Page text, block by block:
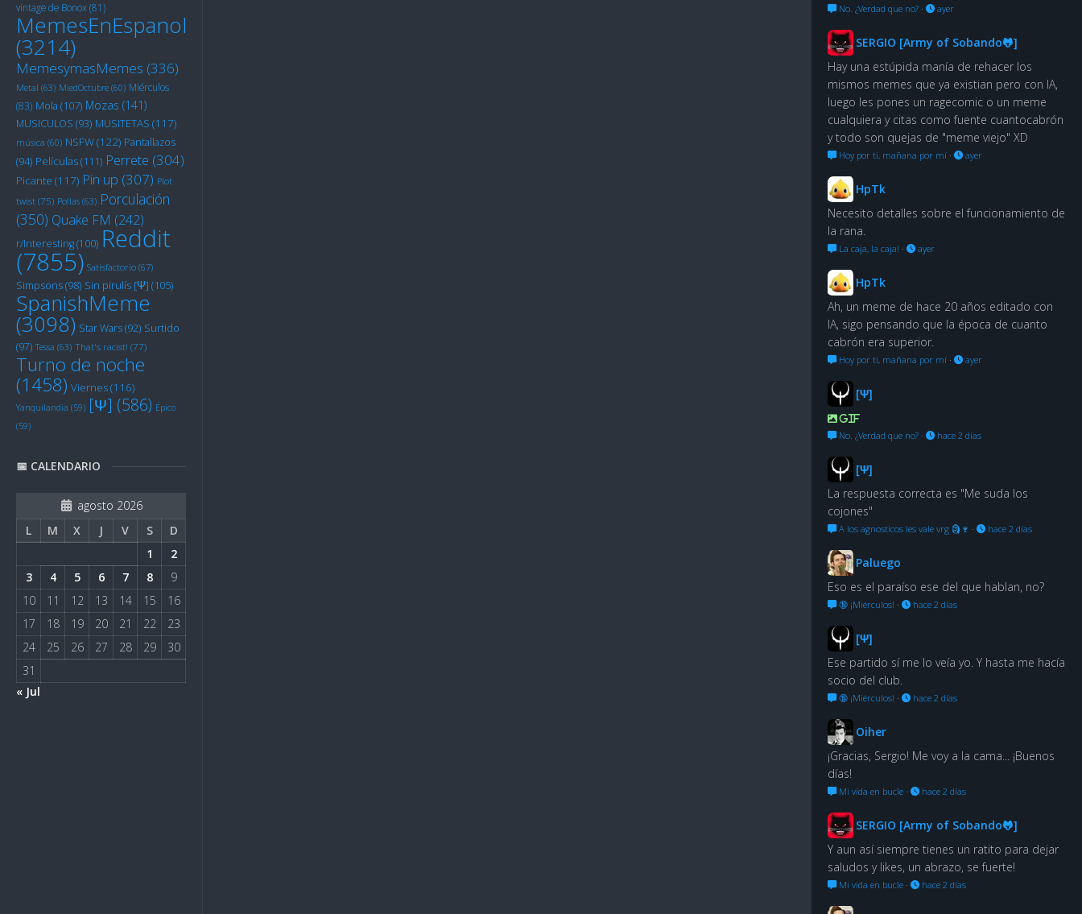
vintage de Bonox(81)
MemesEnEspanol
(3214)
MemesymasMemes (336)
Metal (63) MiedOctubre (60) Miérculos
(83) Mola (107) Mozas (141)
MUSICULOS (93) MUSITETAS (117)
música (60) NSFW(122) Pantallazos
(94) Películas(111) Perrete (304)
Picante (117) Pin up (307) Plot
twist (75) Pollas (63) Porculación
(350) Quake FM (242)
r/Interesting(100) Reddit
(7855) Satisfactorio (67)
Simpsons(98) Sin pirulís [Ψ] (105)
SpanishMeme
(3098) Star Wars(92) Surtido
(97) Tessa (63) That's racist! (77)
Turno de noche
(1458) Viernes(116)
Yanquilandia (59) [Ψ] (586) Épico
(59)
📅 CALENDARIO
agosto 2026
L
M X J V S
D
1
2
3
4 5 6 7 8
9
10
11 12 13 14 15
16
17
18 19 20 21 22
23
24
25 26 27 28 29
30
31
« Jul
No. ¿Verdad que no? · ayer
SERGIO [Army of Sobando🐸]
Hay una estúpida manía de rehacer los
mismos memes que ya existian pero con IA,
luego les pones un ragecomic o un meme
cualquiera y citas como fuente cuantocabrón
y todo son quejas de "meme viejo" XD
Hoy por ti, mañana por mí · ayer
HpTk
Necesito detalles sobre el funcionamiento de
la rana.
La caja, la caja! · ayer
HpTk
Ah, un meme de hace 20 años editado con
IA, sigo pensando que la época de cuanto
cabrón era superior.
Hoy por ti, mañana por mí · ayer
[Ψ]
GIF
No. ¿Verdad que no? · hace 2 días
[Ψ]
La respuesta correcta es "Me suda los
cojones"
A los agnosticos les vale vrg 🗿🍷 · hace 2 días
Paluego
Eso es el paraíso ese del que hablan, no?
🔞 ¡Miérculos! · hace 2 días
[Ψ]
Ese partido sí me lo veía yo. Y hasta me hacía
socio del club.
🔞 ¡Miérculos! · hace 2 días
Oiher
¡Gracias, Sergio! Me voy a la cama... ¡Buenos
días!
Mi vida en bucle · hace 2 días
SERGIO [Army of Sobando🐸]
Y aun así siempre tienes un ratito para dejar
saludos y likes, un abrazo, se fuerte!
Mi vida en bucle · hace 2 días